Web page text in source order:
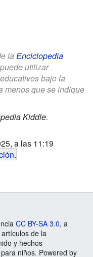
la Enciclopedia
utilizar
bajo la
menos que se indique
Kiddle.
a las 11:19
.
CC BY-SA 3.0, a
de la
y hechos
niños. Powered by